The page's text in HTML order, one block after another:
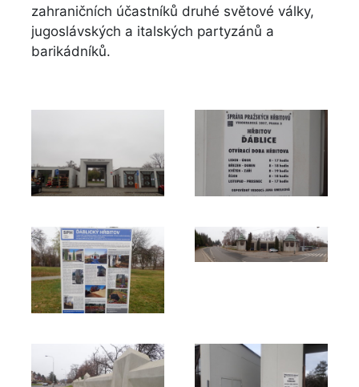
zahraničních účastníků druhé světové války,
jugoslávských a italských partyzánů a
barikádníků.